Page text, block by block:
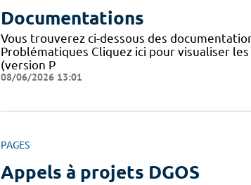
Documentations
Vous trouverez ci-dessous des
Problématiques Cliquez ici pour visualiser
(version P
08/06/2026 13:01
PAGES
Appels à projets DGOS